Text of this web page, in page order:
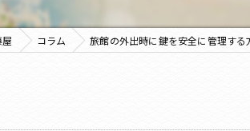
コラム 旅館の外出時に鍵を安全に管理す